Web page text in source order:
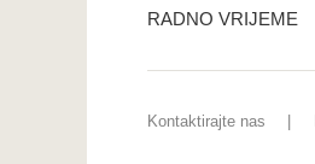
RADNO VRIJEME
Kontaktirajte nas